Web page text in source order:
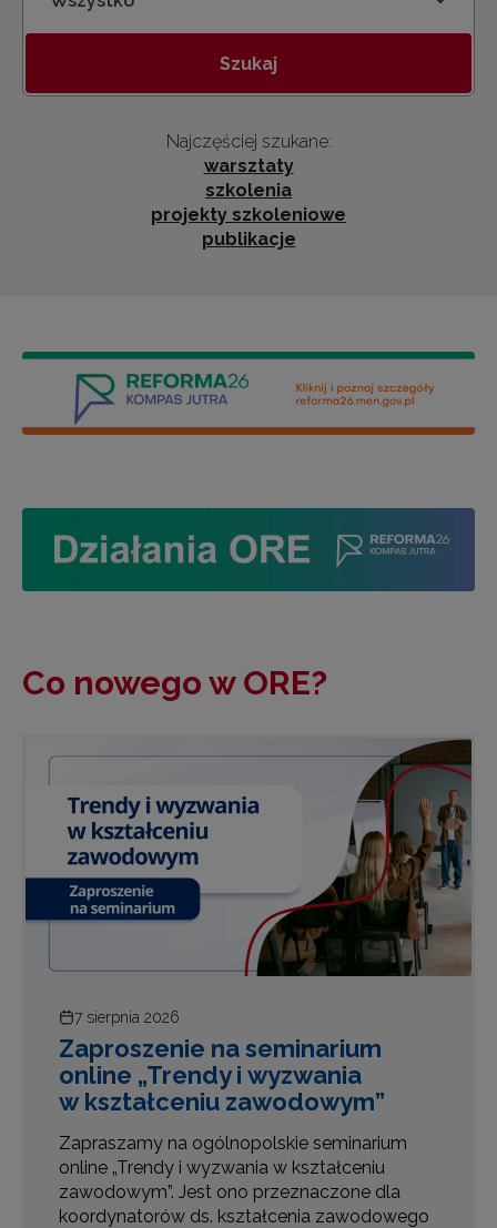
Kategoria
Szukaj
Najczęściej szukane:
warsztaty
szkolenia
projekty szkoleniowe
publikacje
Co nowego w ORE?
7 sierpnia 2026
Zaproszenie na seminarium
online „Trendy i wyzwania
w kształceniu zawodowym”
Zapraszamy na ogólnopolskie seminarium
online „Trendy i wyzwania w kształceniu
zawodowym”. Jest ono przeznaczone dla
koordynatorów ds. kształcenia zawodowego